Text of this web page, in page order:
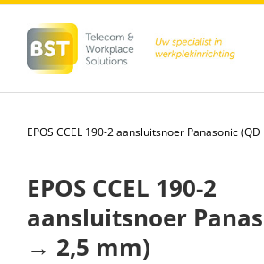
inhoud
EPOS CCEL 190-2 aansluitsnoer Panasonic
EPOS CCEL 190-2
aansluitsnoer
→ 2,5 mm)